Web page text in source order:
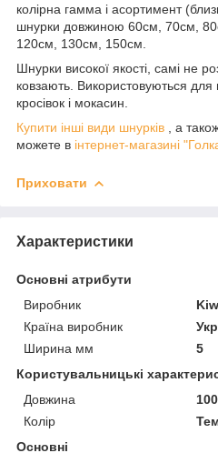
колірна гамма і асортимент
шнурки довжиною 60см, 70см,
120см, 130см, 150см.
Шнурки високої якості, самі не
ковзають. Використовуються для
кросівок і мокасин.
Купити інші види шнурків , а
можете в інтернет-магазині
Приховати
Характеристики
Основні атрибути
Виробник
Країна виробник
Ширина мм
5
Користувальницькі
Довжина
Колір
Основні